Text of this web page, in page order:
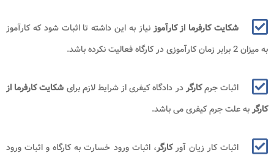
شکایت کارفرما از کارآموزنیاز به این داشته تا اثبات شود که کارآموز
به میزان 2 برابر زمان کارآموزی در کارگاه فعالیت نکرده باشد.
اثبات جرمکارگردر دادگاه کیفری از شرایط لازم برای شکایت کارفرما از
کارگربه علت جرم کیفری می باشد.
اثبات کار زیان آورکارگر، اثبات ورود خسارت به کارگاه و اثبات ورود